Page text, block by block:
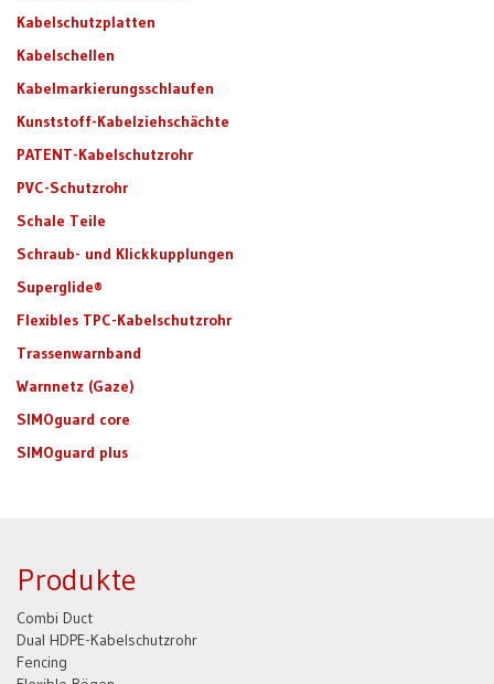
Kabelschutzplatten
Kabelschellen
Kabelmarkierungsschlaufen
Kunststoff-Kabelziehschächte
PATENT-Kabelschutzrohr
PVC-Schutzrohr
Schale Teile
Schraub- und Klickkupplungen
Superglide®
Flexibles TPC-Kabelschutzrohr
Trassenwarnband
Warnnetz (Gaze)
SIMOguard core
SIMOguard plus
Produkte
Combi Duct
Dual HDPE-Kabelschutzrohr
Fencing